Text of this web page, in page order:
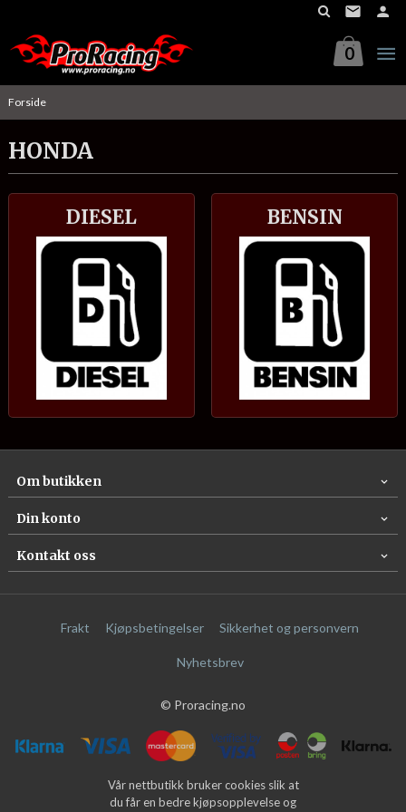
innholdet
0
Forside
HONDA
DIESEL BENSIN
Om butikken
Din konto
Kontakt oss
Frakt Kjøpsbetingelser Sikkerhet og personvern
Nyhetsbrev
© Proracing.no
Vår nettbutikk bruker cookies slik at
du får en bedre kjøpsopplevelse og